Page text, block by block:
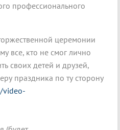
профессионального
церемонии
все, кто не смог лично
своих детей и друзей,
праздника по ту сторону
video-